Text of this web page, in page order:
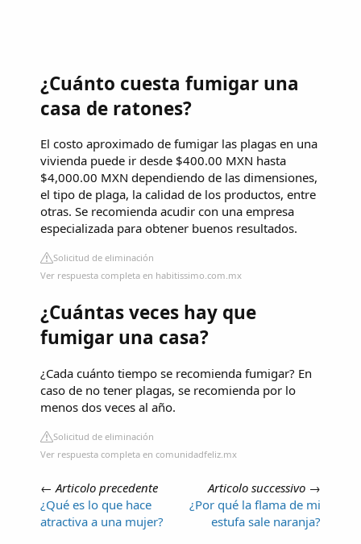
¿Cuánto cuesta fumigar una
casa de ratones?
El costo aproximado de fumigar las plagas en una
vivienda puede ir desde $400.00 MXN hasta
$4,000.00 MXN dependiendo de las dimensiones,
el tipo de plaga, la calidad de los productos, entre
otras. Se recomienda acudir con una empresa
especializada para obtener buenos resultados.
Solicitud de eliminación
Ver respuesta completa en habitissimo.com.mx
¿Cuántas veces hay que
fumigar una casa?
¿Cada cuánto tiempo se recomienda fumigar? En
caso de no tener plagas, se recomienda por lo
menos dos veces al año.
Solicitud de eliminación
Ver respuesta completa en comunidadfeliz.mx
← Articolo precedente
¿Qué es lo que hace
atractiva a una mujer?
Articolo successivo →
¿Por qué la flama de mi
estufa sale naranja?